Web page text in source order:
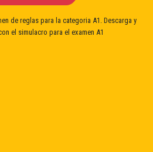
de reglas para la categoria A1. Descarga y
el simulacro para el examen A1